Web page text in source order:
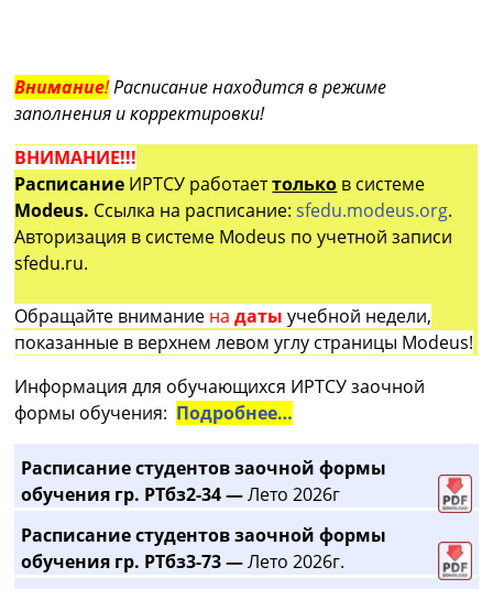
Внимание!Расписание находится в режиме
заполнения и корректировки!
ВНИМАНИЕ!!!
Расписание ИРТСУ работаеттолько в системе
Modeus. Ссылка на расписание:sfedu.modeus.org.
Авторизация в системе Modeus по учетной записи
sfedu.ru.
Обращайте внимание на датыучебной недели,
показанные в верхнем левом углу страницы Modeus!
Информация для обучающихся ИРТСУ заочной
формы обучения: Подробнее…
Расписание студентов заочной формы
обучения гр. РТбз2-34 —Лето 2026г
Расписание студентов заочной формы
обучения гр. РТбз3-73 —Лето 2026г.